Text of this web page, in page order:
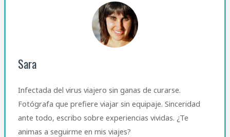
Sara
Infectada del virus viajero sin ganas de curarse.
Fotógrafa que prefiere viajar sin equipaje. Sinceridad
ante todo, escribo sobre experiencias vividas. ¿Te
animas a seguirme en mis viajes?